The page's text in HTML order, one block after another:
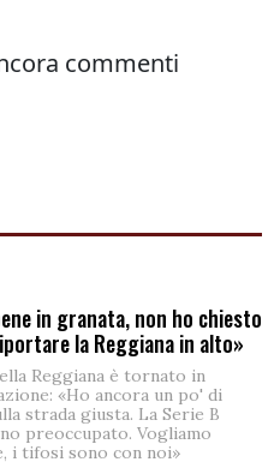
in granata, non ho chiesto
la Reggiana in alto»
Reggiana è tornato in
«Ho ancora un po' di
strada giusta. La Serie B
preoccupato. Vogliamo
i tifosi sono con noi»